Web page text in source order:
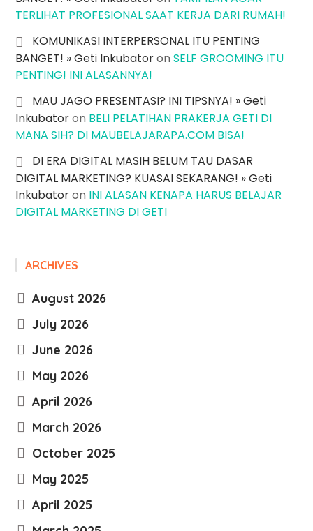
TERLIHAT PROFESIONAL SAAT KERJA DARI RUMAH!
KOMUNIKASI INTERPERSONAL ITU PENTING
BANGET! » Geti InkubatoronSELF GROOMING ITU
PENTING! INI ALASANNYA!
MAU JAGO PRESENTASI? INI TIPSNYA! » Geti
Inkubatoron BELI PELATIHAN PRAKERJA GETI DI
MANA SIH? DI MAUBELAJARAPA.COM BISA!
DI ERA DIGITAL MASIH BELUM TAU DASAR
DIGITAL MARKETING? KUASAI SEKARANG! » Geti
Inkubatoron INI ALASAN KENAPA HARUS BELAJAR
DIGITAL MARKETING DI GETI
ARCHIVES
August 2026
July 2026
June 2026
May 2026
April 2026
March 2026
October 2025
May 2025
April 2025